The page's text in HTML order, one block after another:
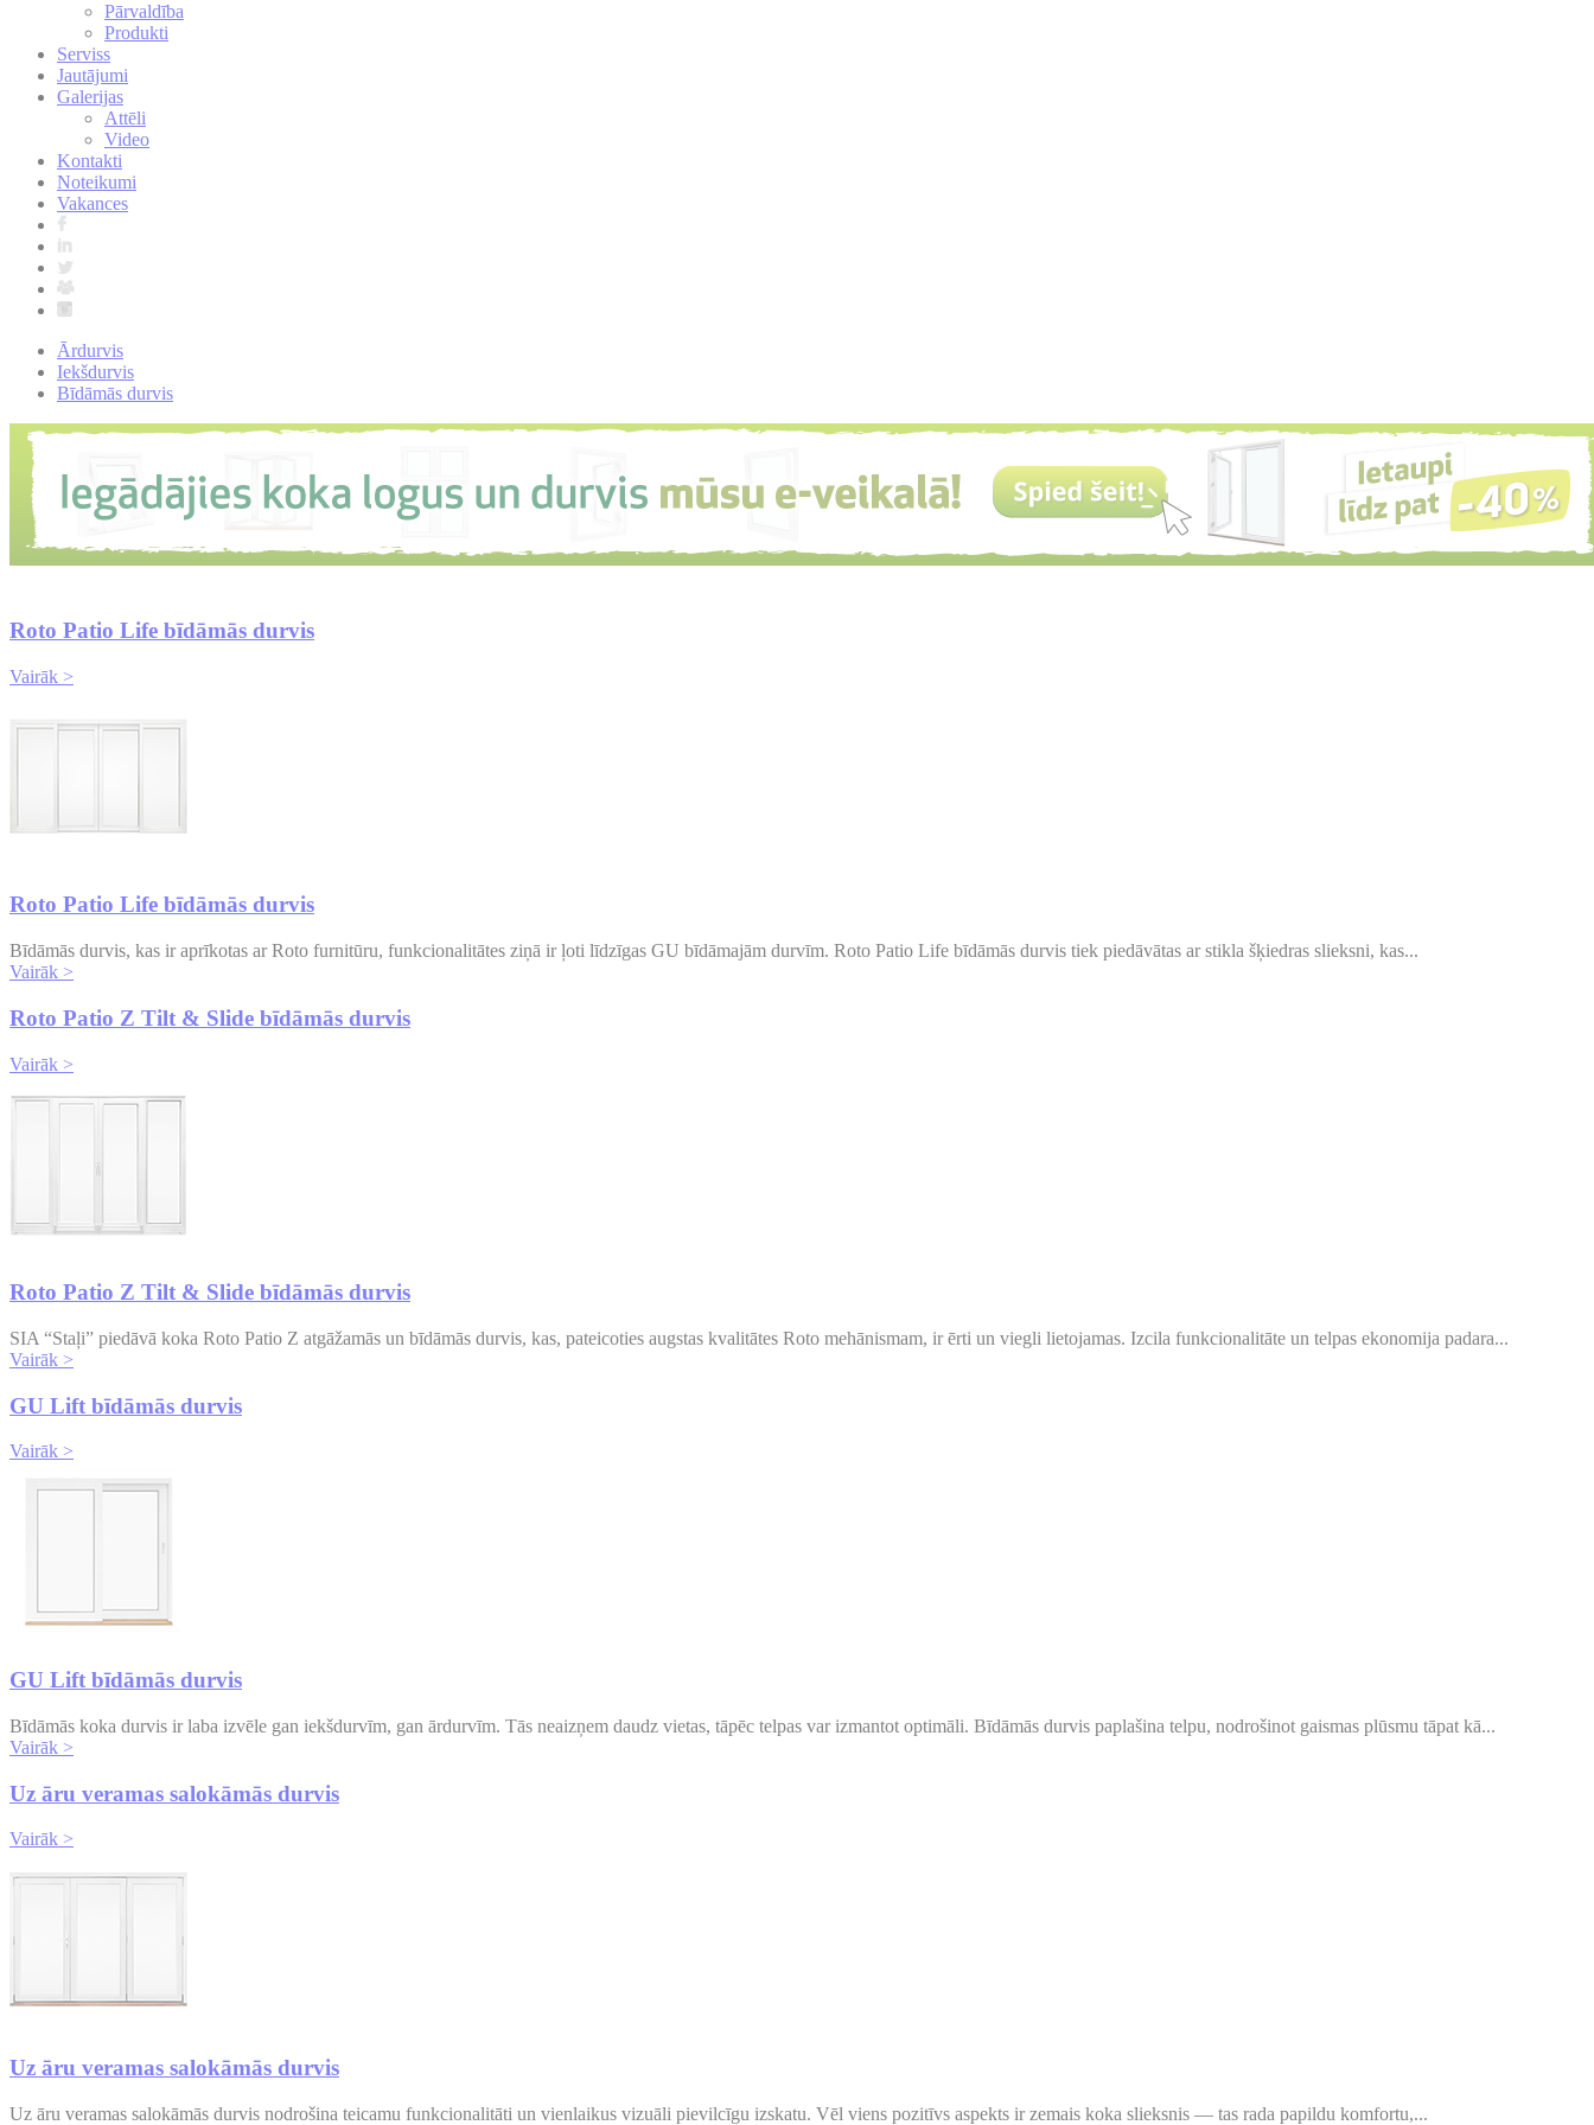
Pārvaldība
Produkti
Serviss
Jautājumi
Galerijas
Attēli
Video
Kontakti
Noteikumi
Vakances
Ārdurvis
Iekšdurvis
Bīdāmās durvis
Roto Patio Life bīdāmās durvis
Vairāk >
Roto Patio Life bīdāmās durvis
Bīdāmās durvis, kas ir aprīkotas ar Roto furnitūru, funkcionalitātes ziņā ir ļoti līdzīgas GU bīdāmajām durvīm. Roto Patio Life bīdāmās durvis tiek piedāvātas ar stikla šķiedras slieksni, kas...
Vairāk >
Roto Patio Z Tilt & Slide bīdāmās durvis
Vairāk >
Roto Patio Z Tilt & Slide bīdāmās durvis
SIA “Staļi” piedāvā koka Roto Patio Z atgāžamās un bīdāmās durvis, kas, pateicoties augstas kvalitātes Roto mehānismam, ir ērti un viegli lietojamas. Izcila funkcionalitāte un telpas ekonomija padara...
Vairāk >
GU Lift bīdāmās durvis
Vairāk >
GU Lift bīdāmās durvis
Bīdāmās koka durvis ir laba izvēle gan iekšdurvīm, gan ārdurvīm. Tās neaizņem daudz vietas, tāpēc telpas var izmantot optimāli. Bīdāmās durvis paplašina telpu, nodrošinot gaismas plūsmu tāpat kā...
Vairāk >
Uz āru veramas salokāmās durvis
Vairāk >
Uz āru veramas salokāmās durvis
Uz āru veramas salokāmās durvis nodrošina teicamu funkcionalitāti un vienlaikus vizuāli pievilcīgu izskatu. Vēl viens pozitīvs aspekts ir zemais koka slieksnis — tas rada papildu komfortu,...